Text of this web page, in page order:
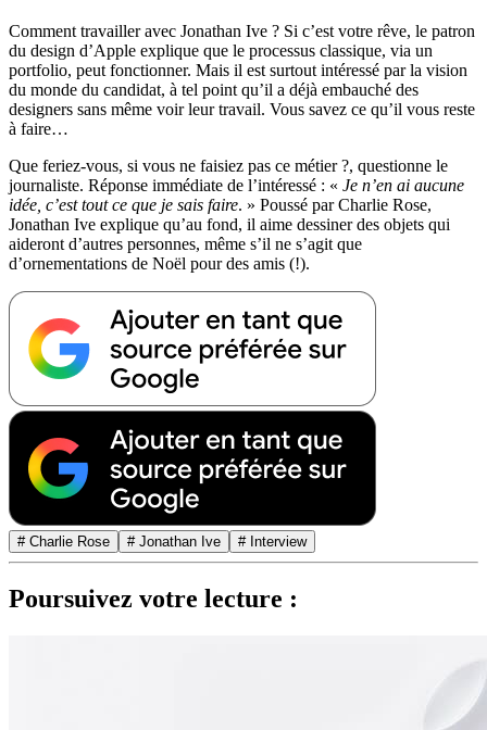
Comment travailler avec Jonathan Ive ? Si c’est votre rêve, le patron
du design d’Apple explique que le processus classique, via un
portfolio, peut fonctionner. Mais il est surtout intéressé par la vision
du monde du candidat, à tel point qu’il a déjà embauché des
designers sans même voir leur travail. Vous savez ce qu’il vous reste
à faire…
Que feriez-vous, si vous ne faisiez pas ce métier ?, questionne le
journaliste. Réponse immédiate de l’intéressé : « Je n’en ai aucune
idée, c’est tout ce que je sais faire. » Poussé par Charlie Rose,
Jonathan Ive explique qu’au fond, il aime dessiner des objets qui
aideront d’autres personnes, même s’il ne s’agit que
d’ornementations de Noël pour des amis (!).
# Charlie Rose # Jonathan Ive # Interview
Poursuivez votre lecture :